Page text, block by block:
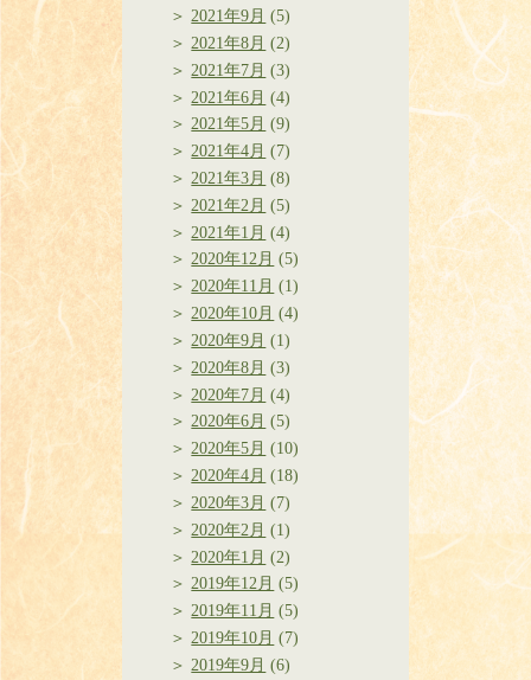
2021年9月 (5)
2021年8月 (2)
2021年7月 (3)
2021年6月 (4)
2021年5月 (9)
2021年4月 (7)
2021年3月 (8)
2021年2月 (5)
2021年1月 (4)
2020年12月 (5)
2020年11月 (1)
2020年10月 (4)
2020年9月 (1)
2020年8月 (3)
2020年7月 (4)
2020年6月 (5)
2020年5月 (10)
2020年4月 (18)
2020年3月 (7)
2020年2月 (1)
2020年1月 (2)
2019年12月 (5)
2019年11月 (5)
2019年10月 (7)
2019年9月 (6)